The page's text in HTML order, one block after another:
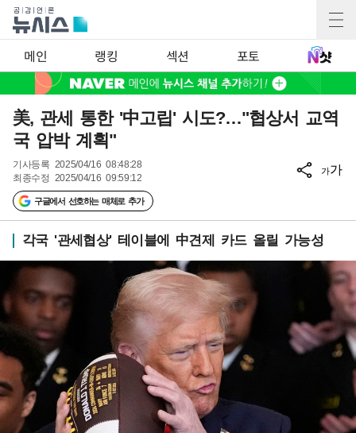
메인 랭킹 섹션 포토
美, 관세 통한 '中고립' 시도?…"협상서 교역
국 압박 계획"
기사등록 2025/04/16 08:48:28
최종수정 2025/04/16 09:59:12
구글에서 선호하는 매체로 추가
가가
각국 '관세협상' 테이블에 中견제 카드 올릴 가능성